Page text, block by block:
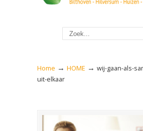
Home → HOME → wij-gaan-als-
uit-elkaar